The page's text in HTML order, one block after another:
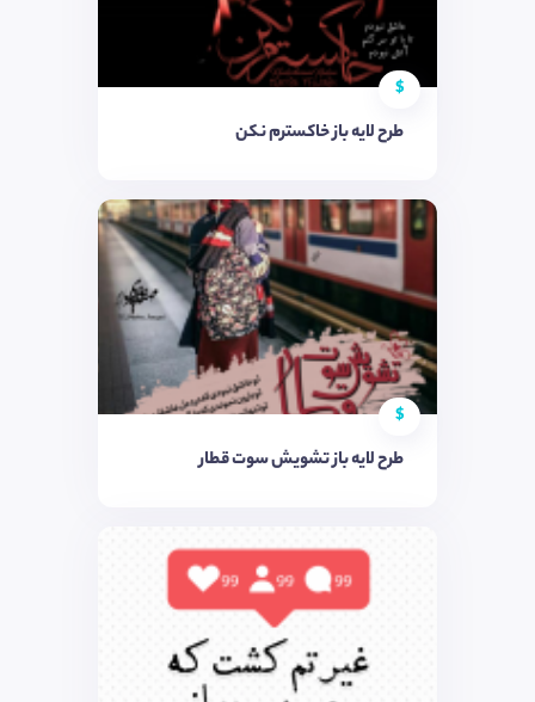
$
طرح لایه باز خاکسترم نکن
$
طرح لایه باز تشویش سوت قطار